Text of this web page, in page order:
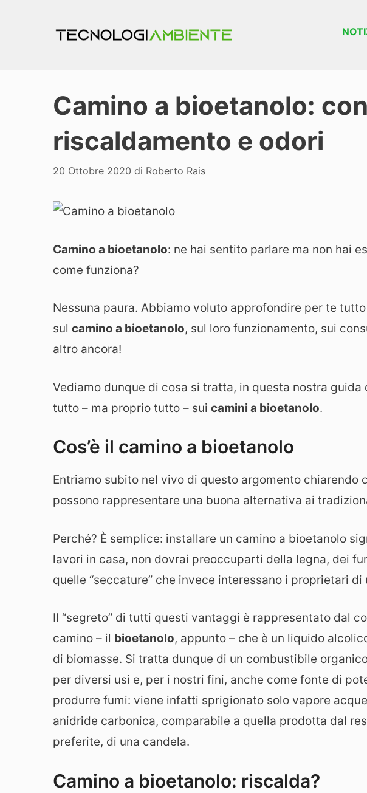
Camino a bioetanolo:
riscaldamento e odori
20 Ottobre 2020 di Roberto Rais
Camino a bioetanolo: ne hai sentito parlare ma non hai
come funziona?
Nessuna paura. Abbiamo voluto approfondire per te
sul camino a bioetanolo, sul loro funzionamento, sui
altro ancora!
Vediamo dunque di cosa si tratta, in questa nostra
tutto – ma proprio tutto – sui camini a bioetanolo.
Cos’è il camino a bioetanolo
Entriamo subito nel vivo di questo argomento chiarendo
possono rappresentare una buona alternativa ai
Perché? È semplice: installare un camino a bioetanolo
lavori in casa, non dovrai preoccuparti della legna, dei
quelle “seccature” che invece interessano i proprietari di
Il “segreto” di tutti questi vantaggi è rappresentato dal
camino – il bioetanolo, appunto – che è un liquido
di biomasse. Si tratta dunque di un combustibile
per diversi usi e, per i nostri fini, anche come fonte di
produrre fumi: viene infatti sprigionato solo vapore
anidride carbonica, comparabile a quella prodotta dal
preferite, di una candela.
Camino a bioetanolo: riscalda?